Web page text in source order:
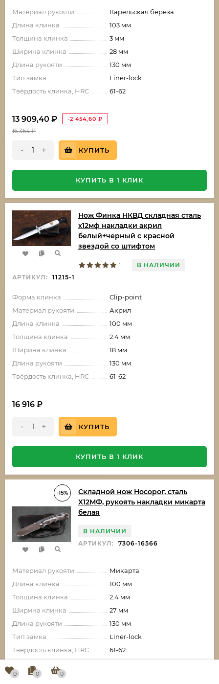
Материал рукояти
Карельская береза
Длина клинка
103 мм
Толщина клинка
3 мм
Ширина клинка
28 мм
Длина рукояти
130 мм
Тип замка
Liner-lock
Твёрдость клинка, HRC
61-62
13 909,40 ₽ -2 454,60 ₽
16 364₽
- + КУПИТЬ
КУПИТЬ В 1 КЛИК
Нож Финка НКВД складная сталь
х12мф накладки акрил
белый+черный с красной
звездой со штифтом
1
В НАЛИЧИИ
АРТИКУЛ:
11215-1
Форма клинка
Clip-point
Материал рукояти
Акрил
Длина клинка
100 мм
Толщина клинка
2.4 мм
Ширина клинка
18 мм
Длина рукояти
130 мм
Твёрдость клинка, HRC
61-62
16 916 ₽
- + КУПИТЬ
КУПИТЬ В 1 КЛИК
-15%
Складной нож Носорог, сталь
Х12МФ, рукоять накладки микарта
белая
В НАЛИЧИИ
АРТИКУЛ:
7306-16566
Материал рукояти
Микарта
Длина клинка
100 мм
Толщина клинка
2.4 мм
Ширина клинка
27 мм
Длина рукояти
130 мм
Тип замка
Liner-lock
Твёрдость клинка, HRC
61-62
14 847,80
0 0 0